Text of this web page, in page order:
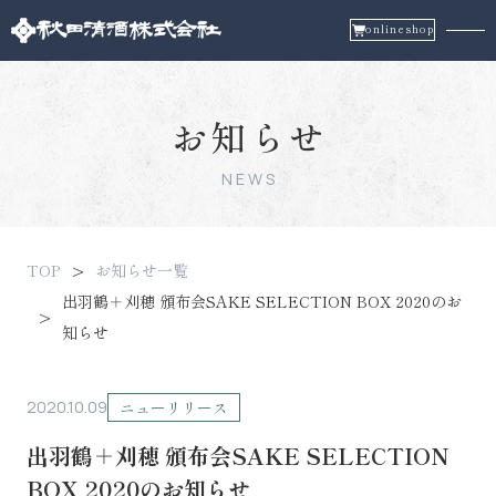
onlineshop
お知らせ
NEWS
TOP
お知らせ一覧
出羽鶴＋刈穂 頒布会SAKE SELECTION BOX 2020のお
知らせ
2020.10.09 ニューリリース
出羽鶴＋刈穂 頒布会SAKE SELECTION
BOX 2020のお知らせ